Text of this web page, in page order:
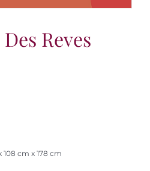
Reves
cm x 178 cm